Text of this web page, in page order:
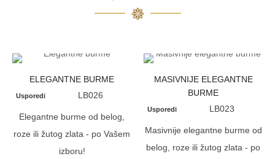
ELEGANTNE BURME
Usporedi LB026
Elegantne burme od belog,
roze ili žutog zlata - po Vašem
izboru!
MASIVNIJE ELEGANTNE
BURME
Usporedi LB023
Masivnije elegantne burme od
belog, roze ili žutog zlata - po